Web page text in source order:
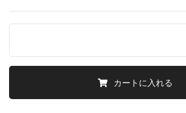
カートに入れる